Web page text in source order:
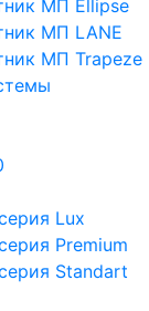
МП Ellipse
МП LANE
МП Trapeze
Lux
Premium
Standart